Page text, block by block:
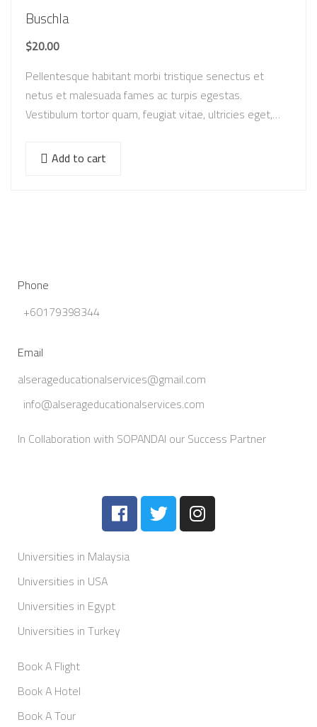
Buschla
$20.00
Pellentesque habitant morbi tristique senectus et
netus et malesuada fames ac turpis egestas.
Vestibulum tortor quam, feugiat vitae, ultricies eget,
Add to cart
Phone
+60179398344
Email
alserageducationalservices@gmail.com
info@alserageducationalservices.com
In Collaboration with SOPANDAI our Success Partner
Universities in Malaysia
Universities in USA
Universities in Egypt
Universities in Turkey
Book A Flight
Book A Hotel
Book A Tour